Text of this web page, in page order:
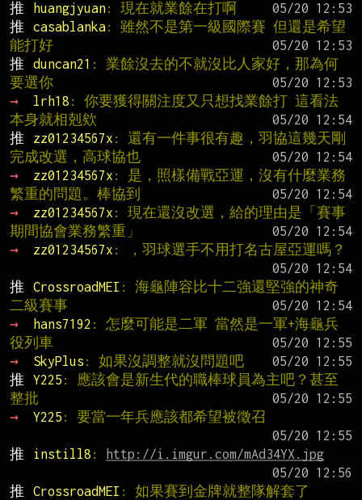
推
huangjyuan: 現在就業餘在打啊
推
casablanka: 雖然不是第一級國際賽 但還是希望
能打好
推
duncan21 : 業餘沒去的不就沒比人家好，那為何
要選你
→
lrh18 : 你要獲得關注度又只想找業餘打 這看法
本身就相剋欸
推
zz01234567x : 還有一件事很有趣，羽協這幾天剛
完成改選，高球協也
→
zz01234567x : 是，照樣備戰亞運，沒有什麼業務
繁重的問題。棒協到
→
zz01234567x : 現在還沒改選，給的理由是「賽事
期間協會業務繁重」
→
zz01234567x : ，羽球選手不用打名古屋亞運嗎？
推
CrossroadMEI : 海龜陣容比十二強還堅強的神奇
二級賽事
→
hans7192 : 怎麼可能是二軍 當然是一軍+海龜兵
役列車
→
SkyPlus : 如果沒調整就沒問題吧
推
Y225 : 應該會是新生代的職棒球員為主吧？甚至
整批
→
Y225 : 要當一年兵應該都希望被徵召
推
instill8 :
http://i.imgur.com/mAd34YX.jpg
推
CrossroadMEI : 如果賽到金牌就整隊解套了